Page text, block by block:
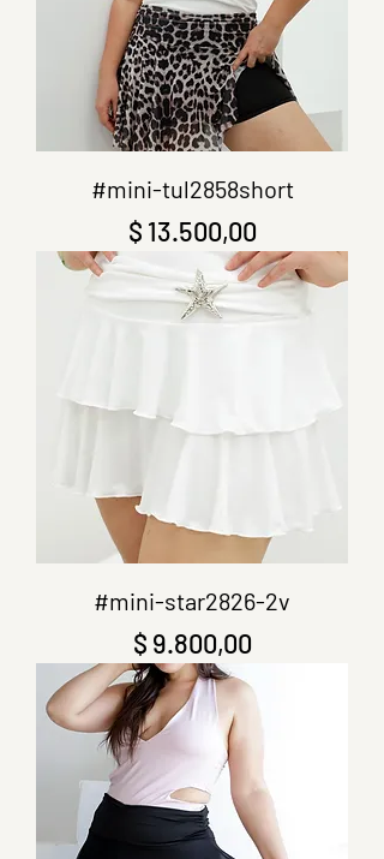
#mini-tul2858short
Precio
$ 13.500,00
#mini-star2826-2v
Precio
$ 9.800,00